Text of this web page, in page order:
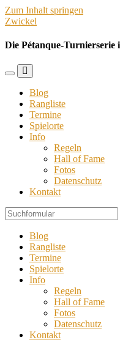
Zum Inhalt springen
Zwickel
Die Pétanque-Turnierserie
Mobil-
umschalten
Suchfeld
umschalten
Blog
Rangliste
Termine
Spielorte
Info
Regeln
Hall of Fame
Fotos
Datenschutz
Kontakt
Blog
Rangliste
Termine
Spielorte
Info
Regeln
Hall of Fame
Fotos
Datenschutz
Kontakt